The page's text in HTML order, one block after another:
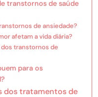
transtornos de saúde
de ansiedade?
afetam a vida diária?
transtornos de
para os
dos tratamentos de